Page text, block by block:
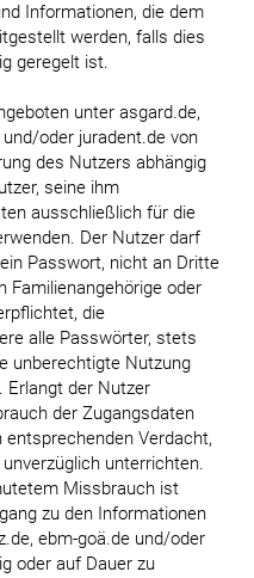
Informationen, die dem
werden, falls dies
geregelt ist.
unter asgard.de,
oder juradent.de von
des Nutzers abhängig
seine ihm
ausschließlich für die
Der Nutzer darf
Passwort, nicht an Dritte
Familienangehörige oder
die
alle Passwörter, stets
unberechtigte Nutzung
Erlangt der Nutzer
der Zugangsdaten
Verdacht,
unterrichten.
Missbrauch ist
zu den Informationen
ebm-goä.de und/oder
oder auf Dauer zu